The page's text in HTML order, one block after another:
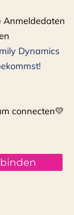
Anmeldedaten
Dynamics
connecten💛